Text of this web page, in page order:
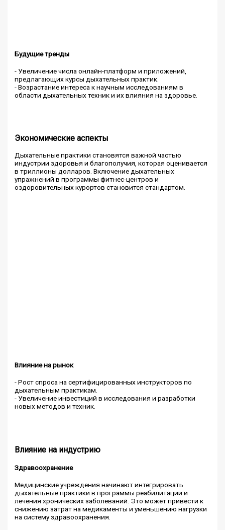
Будущие тренды
- Увеличение числа онлайн-платформ и приложений,
предлагающих курсы дыхательных практик.
- Возрастание интереса к научным исследованиям в
области дыхательных техник и их влияния на здоровье.
Экономические аспекты
Дыхательные практики становятся важной частью
индустрии здоровья и благополучия, которая оценивается
в триллионы долларов. Включение дыхательных
упражнений в программы фитнес-центров и
оздоровительных курортов становится стандартом.
Влияние на рынок
- Рост спроса на сертифицированных инструкторов по
дыхательным практикам.
- Увеличение инвестиций в исследования и разработки
новых методов и техник.
Влияние на индустрию
Здравоохранение
Медицинские учреждения начинают интегрировать
дыхательные практики в программы реабилитации и
лечения хронических заболеваний. Это может привести к
снижению затрат на медикаменты и уменьшению нагрузки
на систему здравоохранения.